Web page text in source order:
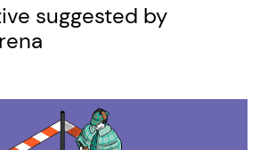
suggested by